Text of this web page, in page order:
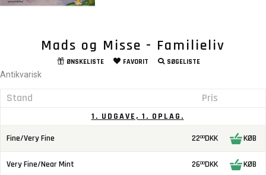
Mads og Misse - Familieliv
ØNSKELISTE FAVORIT SØGELISTE
Antikvarisk
Stand Pris
1. UDGAVE, 1. OPLAG.
Fine/Very Fine 2200DKK KØB
Very Fine/Near Mint 2600DKK KØB